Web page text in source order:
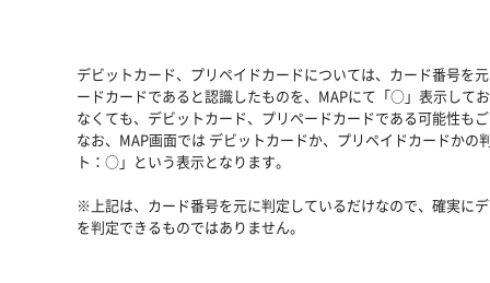
デビットカード、プリペイドカードについては、カード番号を
ードカードであると認識したものを、MAPにて「○」表示して
なくても、デビットカード、プリペードカードである可能性も
なお、MAP画面では デビットカードか、プリペイドカードかの
ト：○」という表示となります。
※上記は、カード番号を元に判定しているだけなので、確実に
を判定できるものではありません。